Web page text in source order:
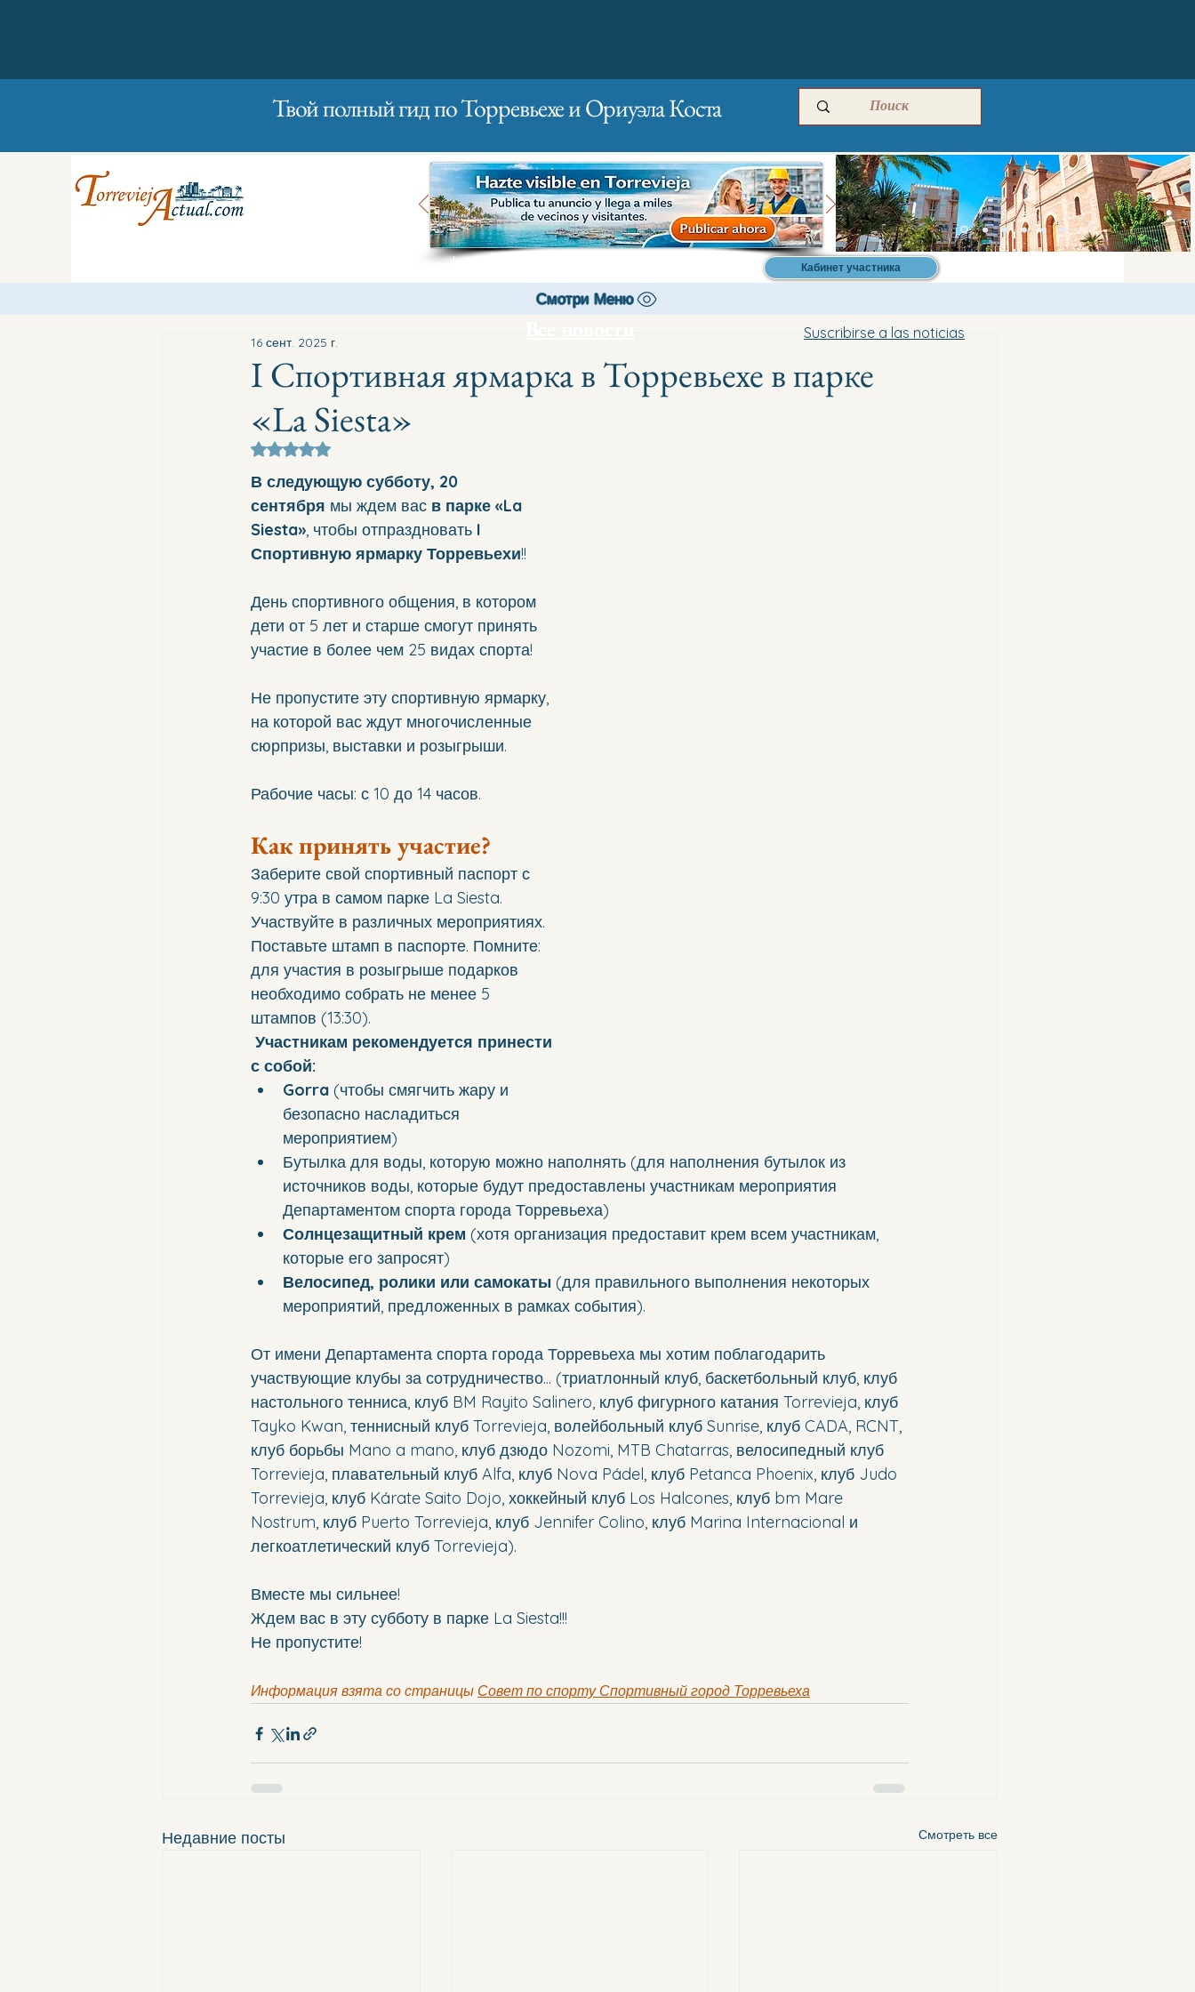
Твой полный гид по Торревьехе и Ориуэла Коста
Кабинет участника
Смотри Меню
I Спортивная ярмарка в Торревьехе в парке
«La Siesta»
16 сент. 2025 г.
Оценка: не число из 5 звезд.
В следующую субботу, 20
сентября мы ждем вас в парке «La
Siesta», чтобы отпраздновать I
Спортивную ярмарку Торревьехи!!
День спортивного общения, в котором
дети от 5 лет и старше смогут принять
участие в более чем 25 видах спорта!
Не пропустите эту спортивную ярмарку,
на которой вас ждут многочисленные
сюрпризы, выставки и розыгрыши.
Рабочие часы: с 10 до 14 часов.
Как принять участие?
Заберите свой спортивный паспорт с
9:30 утра в самом парке La Siesta.
Участвуйте в различных мероприятиях.
Поставьте штамп в паспорте. Помните:
для участия в розыгрыше подарков
необходимо собрать не менее 5
штампов (13:30).
Участникам рекомендуется принести
с собой:
Gorra (чтобы смягчить жару и
безопасно насладиться
мероприятием)
Бутылка для воды, которую можно наполнять (для наполнения бутылок из
источников воды, которые будут предоставлены участникам мероприятия
Департаментом спорта города Торревьеха)
Солнцезащитный крем (хотя организация предоставит крем всем участникам,
которые его запросят)
Велосипед, ролики или самокаты (для правильного выполнения некоторых
мероприятий, предложенных в рамках события).
От имени Департамента спорта города Торревьеха мы хотим поблагодарить
участвующие клубы за сотрудничество... (триатлонный клуб, баскетбольный клуб, клуб
настольного тенниса, клуб BM Rayito Salinero, клуб фигурного катания Torrevieja, клуб
Tayko Kwan, теннисный клуб Torrevieja, волейбольный клуб Sunrise, клуб CADA, RCNT,
клуб борьбы Mano a mano, клуб дзюдо Nozomi, MTB Chatarras, велосипедный клуб
Torrevieja, плавательный клуб Alfa, клуб Nova Pádel, клуб Petanca Phoenix, клуб Judo
Torrevieja, клуб Kárate Saito Dojo, хоккейный клуб Los Halcones, клуб bm Mare
Nostrum, клуб Puerto Torrevieja, клуб Jennifer Colino, клуб Marina Internacional и
легкоатлетический клуб Torrevieja).
Вместе мы сильнее!
Ждем вас в эту субботу в парке La Siesta!!!
Не пропустите!
Информация взята со страницы Совет по спорту Спортивный город Торревьеха
Недавние посты Смотреть все
Все новости Suscribirse a las noticias